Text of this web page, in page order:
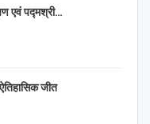
एवं पद्मश्री…
जीत